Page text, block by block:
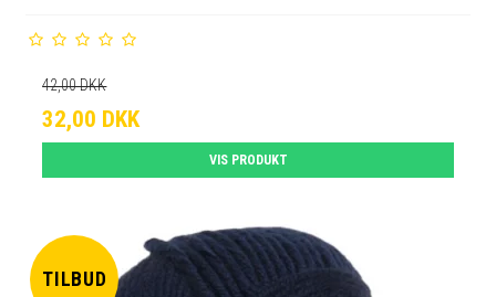
42,00 DKK
32,00 DKK
VIS PRODUKT
TILBUD